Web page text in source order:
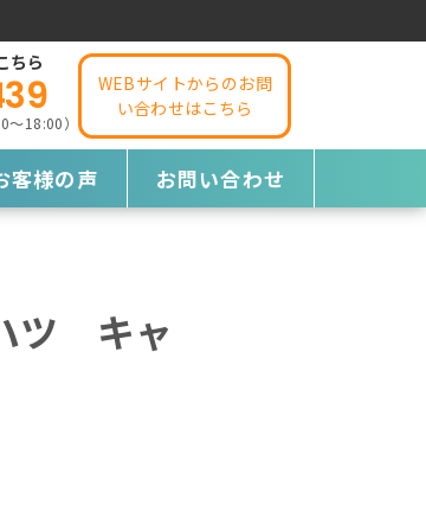
ちら
～18:00）
WEBサイトからのお問
い合わせはこちら
客様の声 お問い合わせ
ツ キャ